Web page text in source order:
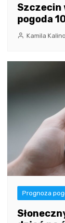
Szczecin
pogoda
Kamila
Prognoza